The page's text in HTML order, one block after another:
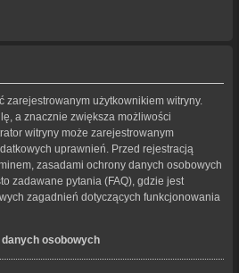
zarejestrowanym użytkownikiem witryny.
a znacznie zwiększa możliwości
witryny może zarejestrowanym
uprawnień. Przed rejestracją
zasadami ochrony danych osobowych
zadawane pytania (FAQ), gdzie jest
zagadnień dotyczących funkcjonowania
osobowych